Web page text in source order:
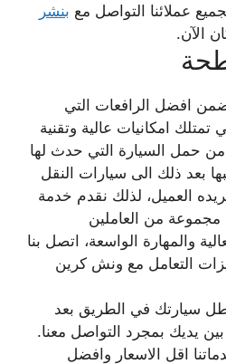
عملائنا التواصل مع بنشر
الآن.
افضل الرافعات التي
امكانيات عالية وتقنية
من حمل السيارة التي حدث لها
بعد ذلك الى سيارات النقل
العميل، لذلك نقدم خدمة
من العاملين
والمهارة الواسعة، اتصل بنا
التعامل مع ونش كرين
سيارتك في الطريق بعد
بين يديك بمجرد التواصل معنا.
اقل الاسعار وافضل